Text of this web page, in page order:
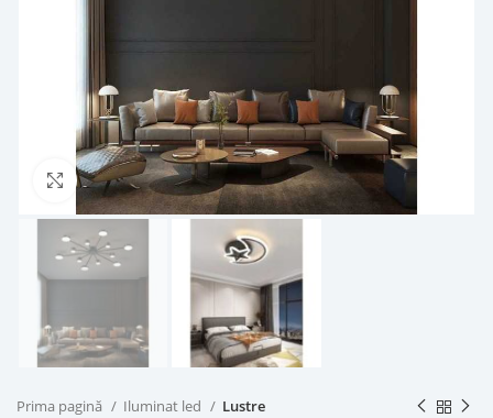
Click to enlarge
Prima pagină Iluminat led Lustre